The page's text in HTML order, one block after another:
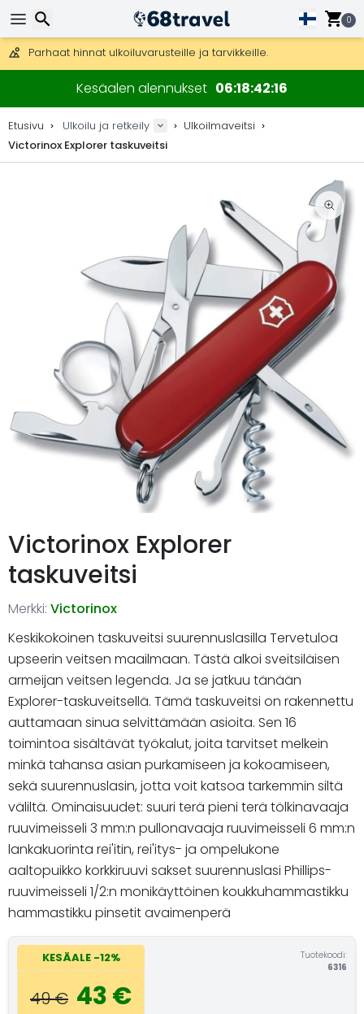
0
Mahdollisuus lähettää DHL Express -lähetyksenä (toimitus 24
30 päivää palautukseen, 90 päivää puukarttoihin ja koristeisiin.
Parhaat hinnat ulkoiluvarusteille ja tarvikkeille.
Kesäalen alennukset 06 18 42 16
Etusivu Ulkoilu ja retkeily
Ulkoilmaveitsi
Victorinox Explorer taskuveitsi
Victorinox Explorer
taskuveitsi
Merkki: Victorinox
Keskikokoinen taskuveitsi suurennuslasilla Tervetuloa
upseerin veitsen maailmaan. Tästä alkoi sveitsiläisen
armeijan veitsen legenda. Ja se jatkuu tänään
Explorer-taskuveitsellä. Tämä taskuveitsi on rakennettu
auttamaan sinua selvittämään asioita. Sen 16
toimintoa sisältävät työkalut, joita tarvitset melkein
minkä tahansa asian purkamiseen ja kokoamiseen,
sekä suurennuslasin, jotta voit katsoa tarkemmin siltä
väliltä. Ominaisuudet: suuri terä pieni terä tölkinavaaja
ruuvimeisseli 3 mm:n pullonavaaja ruuvimeisseli 6 mm:n
lankakuorinta rei'itin, rei'itys- ja ompelukone
aaltopuikko korkkiruuvi sakset suurennuslasi Phillips-
ruuvimeisseli 1/2:n monikäyttöinen koukkuhammastikku
hammastikku pinsetit avaimenperä
KESÄALE -12%
49 € 43 €
Tuotekoodi:
6316